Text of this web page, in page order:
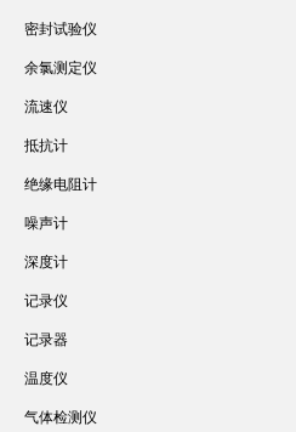
密封试验仪
余氯测定仪
流速仪
抵抗计
绝缘电阻计
噪声计
深度计
记录仪
记录器
温度仪
气体检测仪